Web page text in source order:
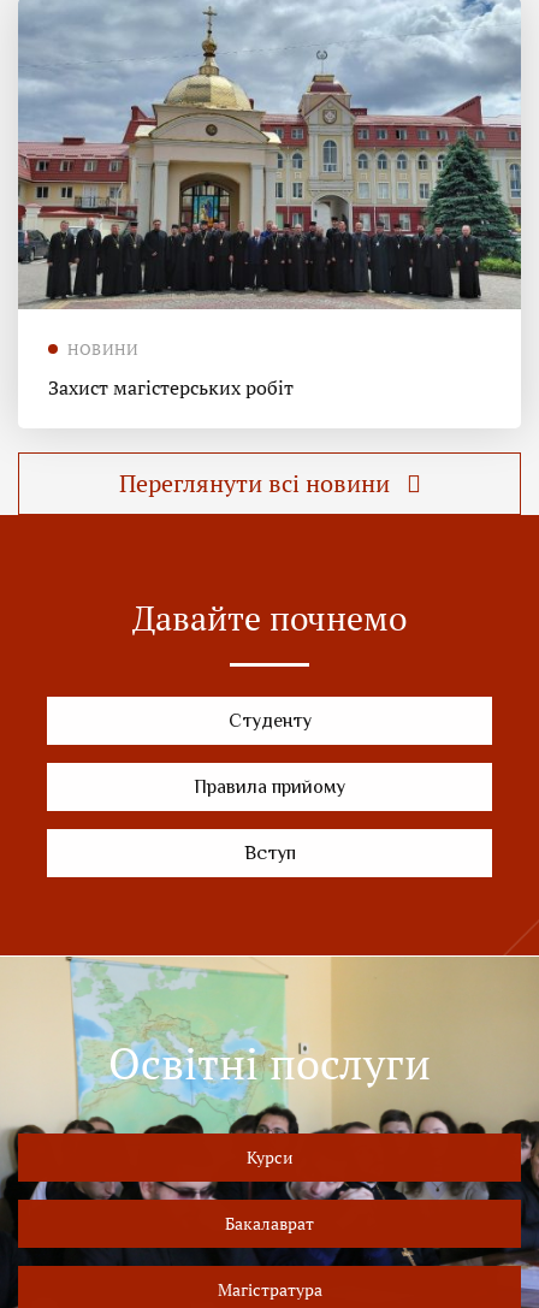
НОВИНИ
Захист магістерських робіт
Переглянути всі новини
Давайте почнемо
Студенту
Правила прийому
Вступ
Освітні послуги
Курси
Бакалаврат
Магістратура